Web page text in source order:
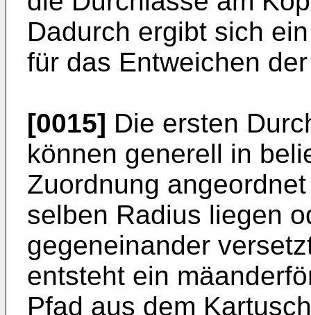
Dadurch ergibt sich
für das Entweichen
[0015] Die ersten
können generell in
Zuordnung
selben Radius liegen
gegeneinander
entsteht ein
Pfad aus dem